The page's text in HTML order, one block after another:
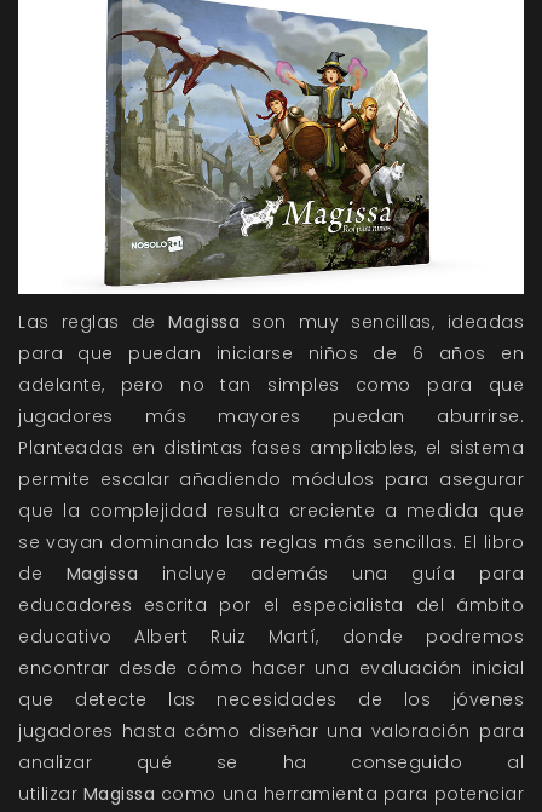
Las reglas de Magissa son muy sencillas, ideadas
para que puedan iniciarse niños de 6 años en
adelante, pero no tan simples como para que
jugadores más mayores puedan aburrirse.
Planteadas en distintas fases ampliables, el sistema
permite escalar añadiendo módulos para asegurar
que la complejidad resulta creciente a medida que
se vayan dominando las reglas más sencillas. El libro
de Magissa incluye además una guía para
educadores escrita por el especialista del ámbito
educativo Albert Ruiz Martí, donde podremos
encontrar desde cómo hacer una evaluación inicial
que detecte las necesidades de los jóvenes
jugadores hasta cómo diseñar una valoración para
analizar qué se ha conseguido al
utilizar Magissa como una herramienta para potenciar